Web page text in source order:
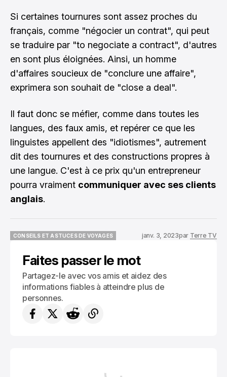
Si certaines tournures sont assez proches du
français, comme "négocier un contrat", qui peut
se traduire par "to negociate a contract", d'autres
en sont plus éloignées. Ainsi, un homme
d'affaires soucieux de "conclure une affaire",
exprimera son souhait de "close a deal".
Il faut donc se méfier, comme dans toutes les
langues, des faux amis, et repérer ce que les
linguistes appellent des "idiotismes", autrement
dit des tournures et des constructions propres à
une langue. C'est à ce prix qu'un entrepreneur
pourra vraiment communiquer avec ses clients
anglais.
CONSEILS ET ASTUCES DE VOYAGES
janv. 3, 2023par Terre TV
Faites passer le mot
Partagez-le avec vos amis et aidez des
informations fiables à atteindre plus de
personnes.